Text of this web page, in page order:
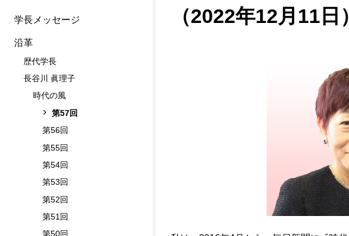
（2022年12月11日）
学長メッセージ
沿革
歴代学長
長谷川 眞理子
時代の風
第57回
第56回
第55回
第54回
第53回
第52回
第51回
第50回